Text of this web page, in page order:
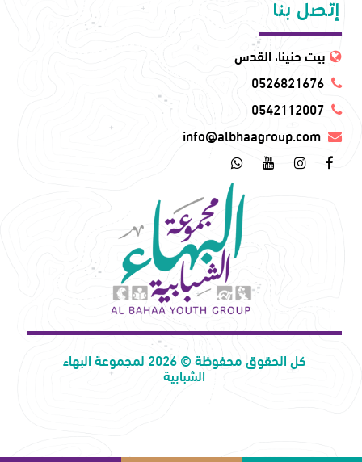
إتصل بنا
بيت حنينا، القدس
0526821676
0542112007
info@albhaagroup.com
كل الحقوق محفوظة © 2026 لمجموعة البهاء
الشبابية